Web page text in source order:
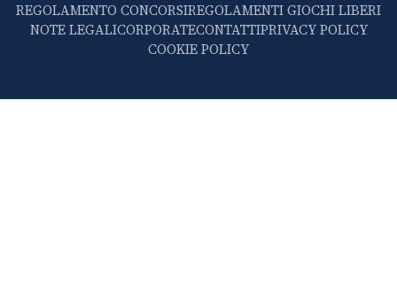
REGOLAMENTO CONCORSIREGOLAMENTI GIOCHI LIBERI
NOTE LEGALICORPORATECONTATTIPRIVACY POLICY
COOKIE POLICY